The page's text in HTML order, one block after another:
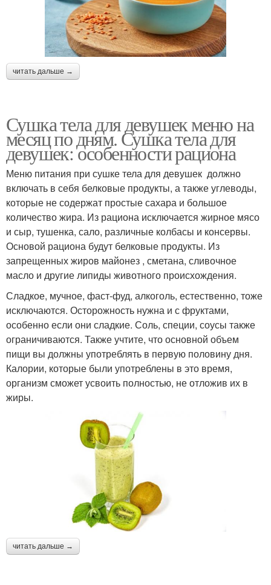
читать дальше →
Сушка тела для девушек меню на
месяц по дням. Сушка тела для
девушек: особенности рациона
Меню питания при сушке тела для девушек должно
включать в себя белковые продукты, а также углеводы,
которые не содержат простые сахара и большое
количество жира. Из рациона исключается жирное мясо
и сыр, тушенка, сало, различные колбасы и консервы.
Основой рациона будут белковые продукты. Из
запрещенных жиров майонез , сметана, сливочное
масло и другие липиды животного происхождения.
Сладкое, мучное, фаст-фуд, алкоголь, естественно, тоже
исключаются. Осторожность нужна и с фруктами,
особенно если они сладкие. Соль, специи, соусы также
ограничиваются. Также учтите, что основной объем
пищи вы должны употреблять в первую половину дня.
Калории, которые были употреблены в это время,
организм сможет усвоить полностью, не отложив их в
жиры.
читать дальше →